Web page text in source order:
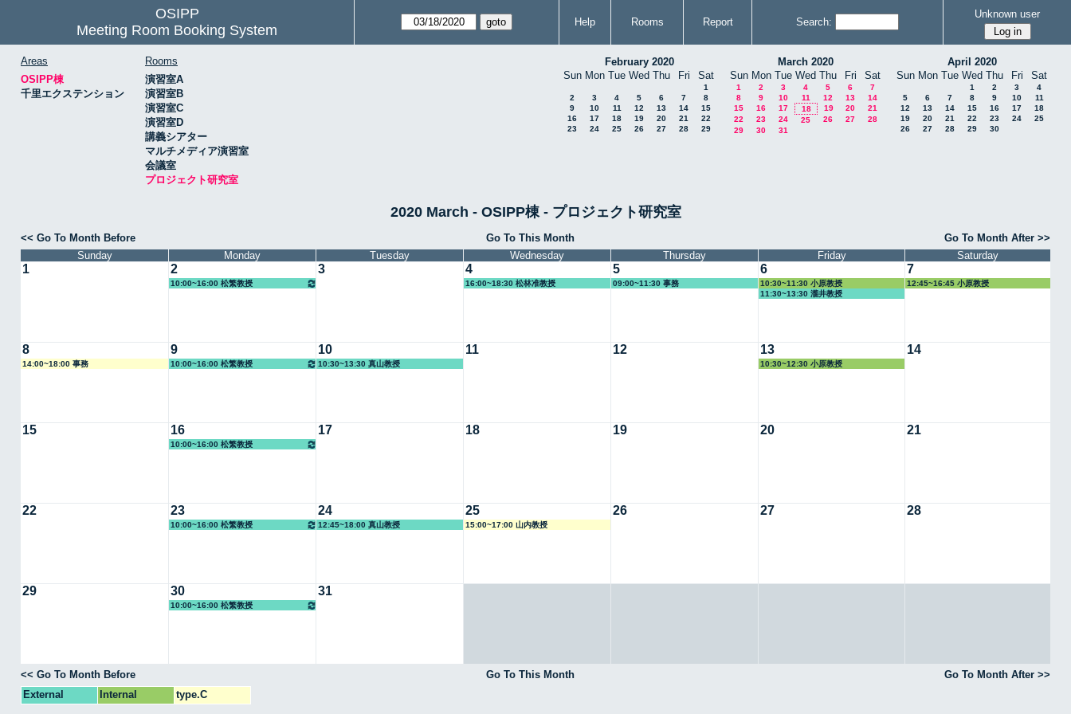
OSIPP
Meeting Room Booking System
Help Rooms Report Search:
Unknown user
Areas
OSIPP棟
千里エクステンション
Rooms
演習室A
演習室B
演習室C
演習室D
講義シアター
マルチメディア演習室
会議室
プロジェクト研究室
February 2020
Sun Mon Tue Wed Thu Fri Sat
1
2
3 4 5 6 7
8
9
10 11 12 13 14
15
16
17 18 19 20 21
22
23
24 25 26 27 28 29
March 2020
Sun Mon Tue Wed Thu Fri Sat
1 2 3 4 5 6
7
8
9 10 11 12 13
14
15
16 17 18 19 20
21
22
23 24 25 26 27
28
29
30 31
April 2020
Sun Mon Tue Wed Thu Fri Sat
1 2 3
4
5
6 7 8 9 10
11
12
13 14 15 16 17
18
19
20 21 22 23 24
25
26
27 28 29 30
2020 March - OSIPP棟 - プロジェクト研究室
<< Go To Month Before Go To This Month
Go To Month After >>
Sunday
Monday Tuesday Wednesday Thursday Friday Saturday
1 2
10:00~16:00 松繁教授
3 4
16:00~18:30 松林准教授
5
09:00~11:30 事務
6
10:30~11:30 小原教授
11:30~13:30 瀧井教授
7
12:45~16:45 小原教授
8
14:00~18:00 事務
9
10:00~16:00 松繁教授
10
10:30~13:30 真山教授
11 12 13
10:30~12:30 小原教授
14
15 16
10:00~16:00 松繁教授
17 18 19 20 21
22 23
10:00~16:00 松繁教授
24
12:45~18:00 真山教授
25
15:00~17:00 山内教授
26 27 28
29 30
10:00~16:00 松繁教授
31
<< Go To Month Before Go To This Month
Go To Month After >>
External
Internal type.C